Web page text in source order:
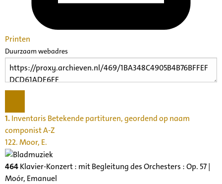
Printen
Duurzaam webadres
1.Inventaris Betekende partituren, geordend op naam
componist A-Z
122. Moor, E.
464Klavier-Konzert : mit Begleitung des Orchesters : Op. 57 |
Moór, Emanuel